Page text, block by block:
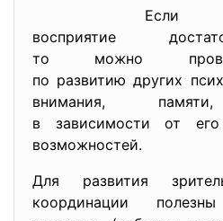
Если
восприятие
то можно
по развитию других
внимания,
в зависимости от
возможностей.
Для развития
координации